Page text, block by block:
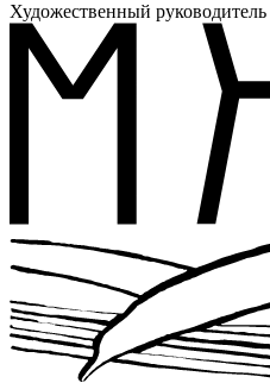
Художественный руководитель